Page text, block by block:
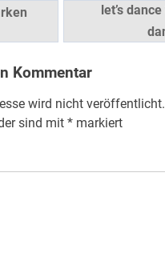
let’s
Kommentar
wird nicht veröffentlicht.
sind mit * markiert